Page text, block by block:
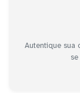
Autentique sua